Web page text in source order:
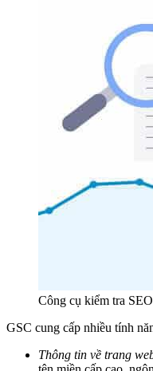
Công cụ kiểm tra
GSC cung cấp nhiều tính
Thông tin về trang